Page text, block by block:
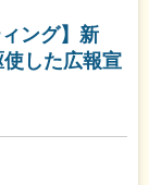
ング】新
した広報宣